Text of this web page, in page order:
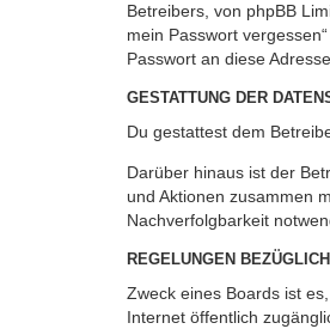
Betreibers, von phpBB
mein Passwort
Passwort an diese
GESTATTUNG DER
Du gestattest dem
Darüber hinaus ist der
und Aktionen zusammen
Nachverfolgbarkeit
REGELUNGEN
Zweck eines Boards ist
Internet öffentlich